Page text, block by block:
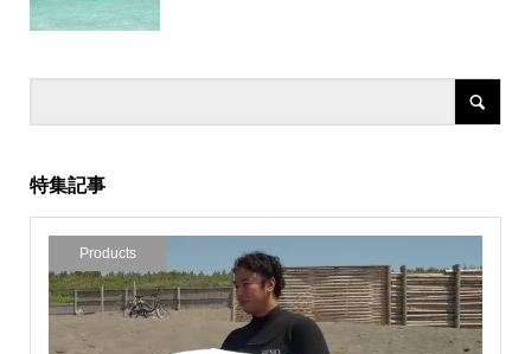
特集記事
Products